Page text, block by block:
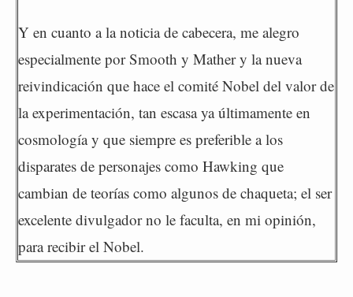
Y en cuanto a la noticia de cabecera, me alegro
especialmente por Smooth y Mather y la nueva
reivindicación que hace el comité Nobel del valor de
la experimentación, tan escasa ya últimamente en
cosmología y que siempre es preferible a los
disparates de personajes como Hawking que
cambian de teorías como algunos de chaqueta; el ser
excelente divulgador no le faculta, en mi opinión,
para recibir el Nobel.